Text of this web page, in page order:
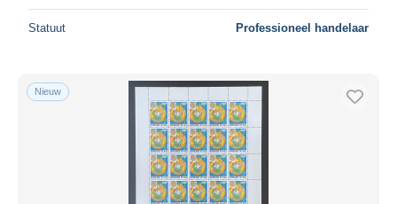
Statuut Professioneel handelaar
Nieuw